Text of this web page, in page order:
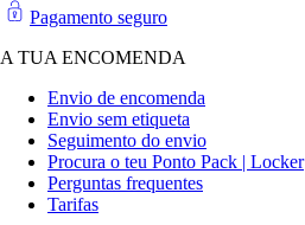
Pagamento seguro
A TUA ENCOMENDA
Envio de encomenda
Envio sem etiqueta
Seguimento do envio
Procura o teu Ponto Pack | Locker
Perguntas frequentes
Tarifas